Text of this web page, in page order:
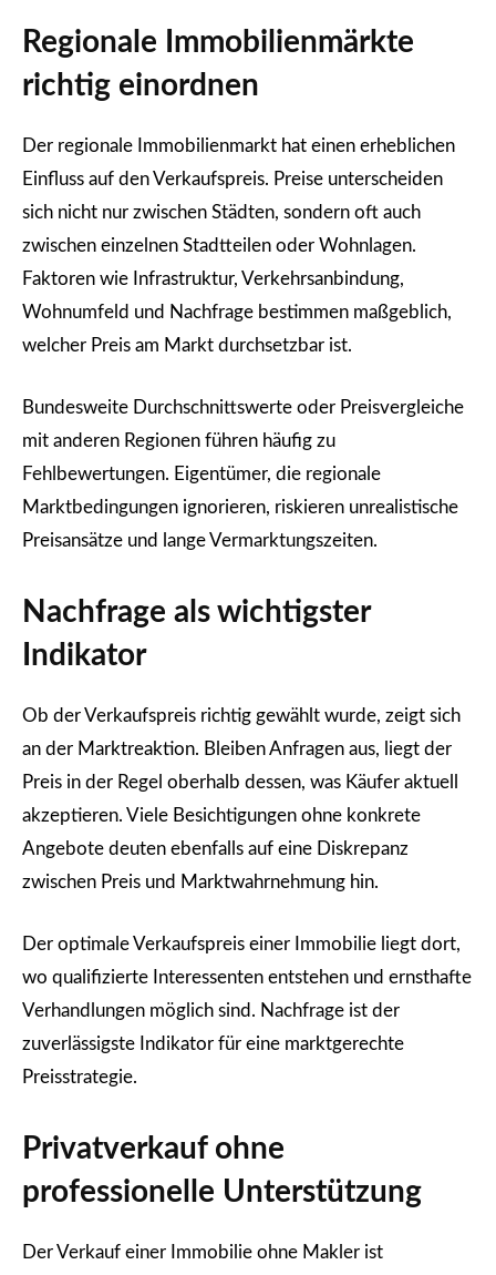
Regionale Immobilienmärkte
richtig einordnen
Der regionale Immobilienmarkt hat einen erheblichen
Einfluss auf den Verkaufspreis. Preise unterscheiden
sich nicht nur zwischen Städten, sondern oft auch
zwischen einzelnen Stadtteilen oder Wohnlagen.
Faktoren wie Infrastruktur, Verkehrsanbindung,
Wohnumfeld und Nachfrage bestimmen maßgeblich,
welcher Preis am Markt durchsetzbar ist.
Bundesweite Durchschnittswerte oder Preisvergleiche
mit anderen Regionen führen häufig zu
Fehlbewertungen. Eigentümer, die regionale
Marktbedingungen ignorieren, riskieren unrealistische
Preisansätze und lange Vermarktungszeiten.
Nachfrage als wichtigster
Indikator
Ob der Verkaufspreis richtig gewählt wurde, zeigt sich
an der Marktreaktion. Bleiben Anfragen aus, liegt der
Preis in der Regel oberhalb dessen, was Käufer aktuell
akzeptieren. Viele Besichtigungen ohne konkrete
Angebote deuten ebenfalls auf eine Diskrepanz
zwischen Preis und Marktwahrnehmung hin.
Der optimale Verkaufspreis einer Immobilie liegt dort,
wo qualifizierte Interessenten entstehen und ernsthafte
Verhandlungen möglich sind. Nachfrage ist der
zuverlässigste Indikator für eine marktgerechte
Preisstrategie.
Privatverkauf ohne
professionelle Unterstützung
Der Verkauf einer Immobilie ohne Makler ist